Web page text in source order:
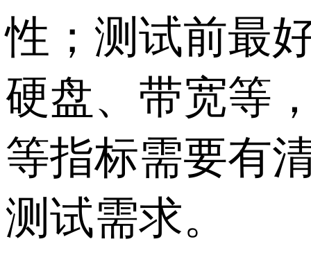
性；测试前最
硬盘、带宽等
等指标需要有
测试需求。